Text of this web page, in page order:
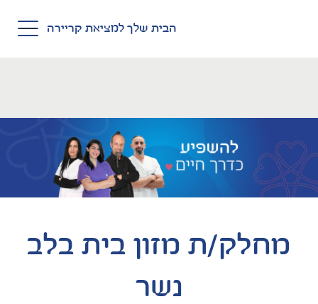
הבית שלך למציאת קריירה
מחלק/ת מזון בית בלב
נשר